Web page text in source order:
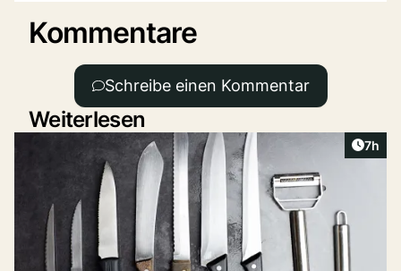
Kommentare
Schreibe einen Kommentar
Weiterlesen
7h